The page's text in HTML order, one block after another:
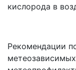
кислорода в
Рекомендации